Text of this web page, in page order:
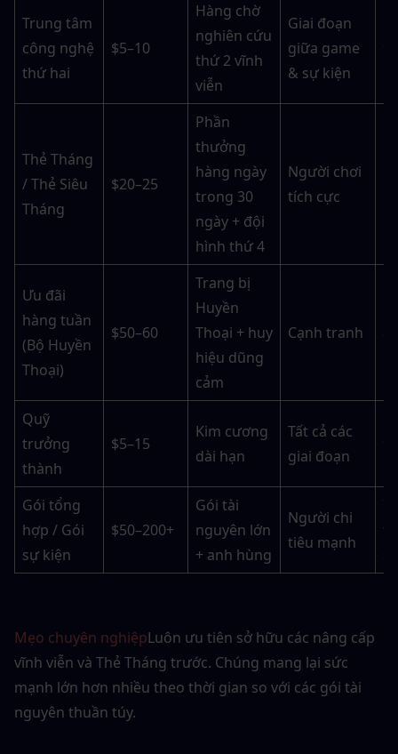
Trung tâm
công nghệ
thứ hai
$5–10
Hàng chờ
nghiên cứu
thứ 2 vĩnh
viễn
Giai đoạn
giữa game
& sự kiện
Thẻ Tháng
/ Thẻ Siêu
Tháng
$20–25
Phần
thưởng
hàng ngày
trong 30
ngày + đội
hình thứ 4
Người chơi
tích cực
Ưu đãi
hàng tuần
(Bộ Huyền
Thoại)
$50–60
Trang bị
Huyền
Thoại + huy
hiệu dũng
cảm
Cạnh tranh
Quỹ
trưởng
thành
$5–15
Kim cương
dài hạn
Tất cả các
giai đoạn
Gói tổng
hợp / Gói
sự kiện
$50–200+
Gói tài
nguyên lớn
+ anh hùng
Người chi
tiêu mạnh
Mẹo chuyên nghiệpLuôn ưu tiên sở hữu các nâng cấp
vĩnh viễn và Thẻ Tháng trước. Chúng mang lại sức
mạnh lớn hơn nhiều theo thời gian so với các gói tài
nguyên thuần túy.